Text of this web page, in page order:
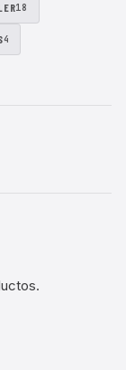
18
4